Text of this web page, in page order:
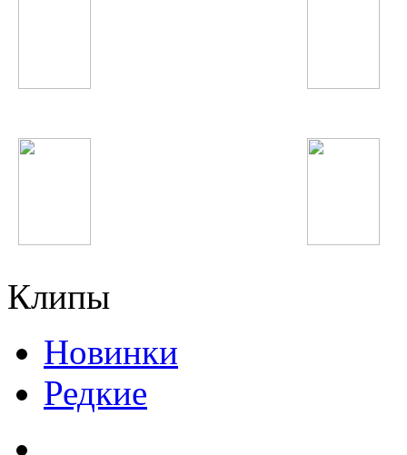
Клипы
Новинки
Редкие